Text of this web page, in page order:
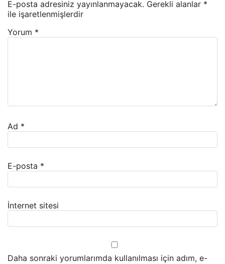
E-posta adresiniz yayınlanmayacak. Gerekli alanlar *
ile işaretlenmişlerdir
Yorum *
Ad *
E-posta *
İnternet sitesi
Daha sonraki yorumlarımda kullanılması için adım, e-